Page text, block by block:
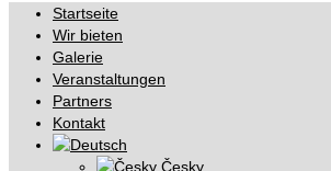
Startseite
Wir bieten
Galerie
Veranstaltungen
Partners
Kontakt
Česky